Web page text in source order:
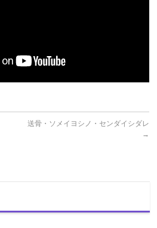
送骨・ソメイヨシノ・センダイシダレ
→